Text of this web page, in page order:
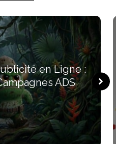
en Ligne :
ADS